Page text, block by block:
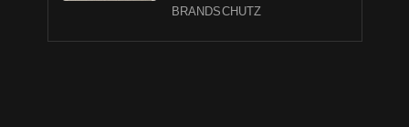
BRANDSCHUTZ